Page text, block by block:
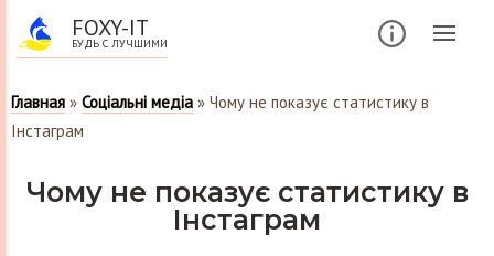
FOXY-IT
БУДЬ С ЛУЧШИМИ
Главная » Соціальні медіа » Чому не показує статистику в
Інстаграм
Чому не показує статистику в
Інстаграм